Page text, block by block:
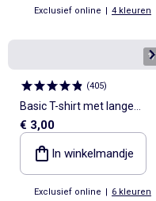
Exclusief online | 4 kleuren
1/
(405)
Basic T-shirt met lange
mouw
€ 3,00
In winkelmandje
Exclusief online | 6 kleuren